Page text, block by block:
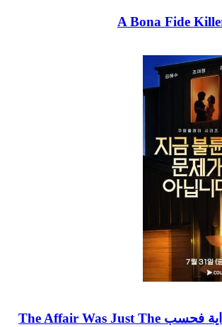
العلاقة كانت البداية فحسب The Affair Was Just The